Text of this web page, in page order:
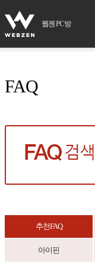
웹젠 PC방
FAQ
추천FAQ
아이핀